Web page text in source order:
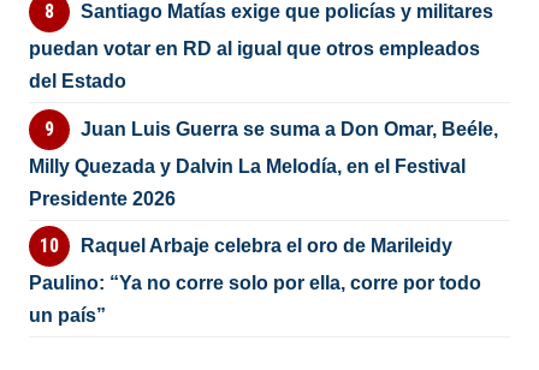
Santiago Matías exige que policías y militares
puedan votar en RD al igual que otros empleados
del Estado
Juan Luis Guerra se suma a Don Omar, Beéle,
Milly Quezada y Dalvin La Melodía, en el Festival
Presidente 2026
Raquel Arbaje celebra el oro de Marileidy
Paulino: “Ya no corre solo por ella, corre por todo
un país”